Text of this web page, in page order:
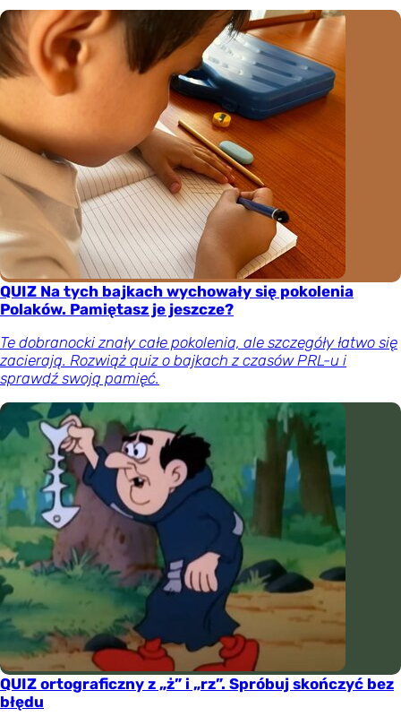
QUIZ Na tych bajkach wychowały się pokolenia
Polaków. Pamiętasz je jeszcze?
Te dobranocki znały całe pokolenia, ale szczegóły łatwo się
zacierają. Rozwiąż quiz o bajkach z czasów PRL-u i
sprawdź swoją pamięć.
QUIZ ortograficzny z „ż” i „rz”. Spróbuj skończyć bez
błędu